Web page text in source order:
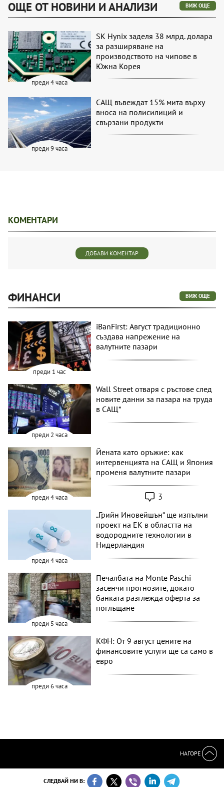
ОЩЕ ОТ НОВИНИ И АНАЛИЗИ ВИЖ ОЩЕ
преди 4 часа
SK Hynix заделя 38 млрд. долара
за разширяване на
производството на чипове в
Южна Корея
преди 9 часа
САЩ въвеждат 15% мита върху
вноса на полисилиций и
свързани продукти
КОМЕНТАРИ
ДОБАВИ КОМЕНТАР
ФИНАНСИ ВИЖ ОЩЕ
преди 1 час
iBanFirst: Август традиционно
създава напрежение на
валутните пазари
преди 2 часа
Wall Street отваря с ръстове след
новите данни за пазара на труда
в САЩ*
преди 4 часа
Йената като оръжие: как
интервенцията на САЩ и Япония
променя валутните пазари
3
преди 4 часа
„Грийн Иновейшън“ ще изпълни
проект на ЕК в областта на
водородните технологии в
Нидерландия
преди 5 часа
Печалбата на Monte Paschi
засенчи прогнозите, докато
банката разглежда оферта за
поглъщане
преди 6 часа
КФН: От 9 август цените на
финансовите услуги ще са само в
евро
НАГОРЕ
СЛЕДВАЙ НИ В: